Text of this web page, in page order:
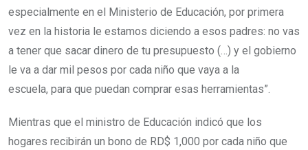
especialmente en el Ministerio de Educación, por primera
vez en la historia le estamos diciendo a esos padres: no vas
a tener que sacar dinero de tu presupuesto (…) y el gobierno
le va a dar mil pesos por cada niño que vaya a la
escuela, para que puedan comprar esas herramientas”.
Mientras que el ministro de Educación indicó que los
hogares recibirán un bono de RD$ 1,000 por cada niño que